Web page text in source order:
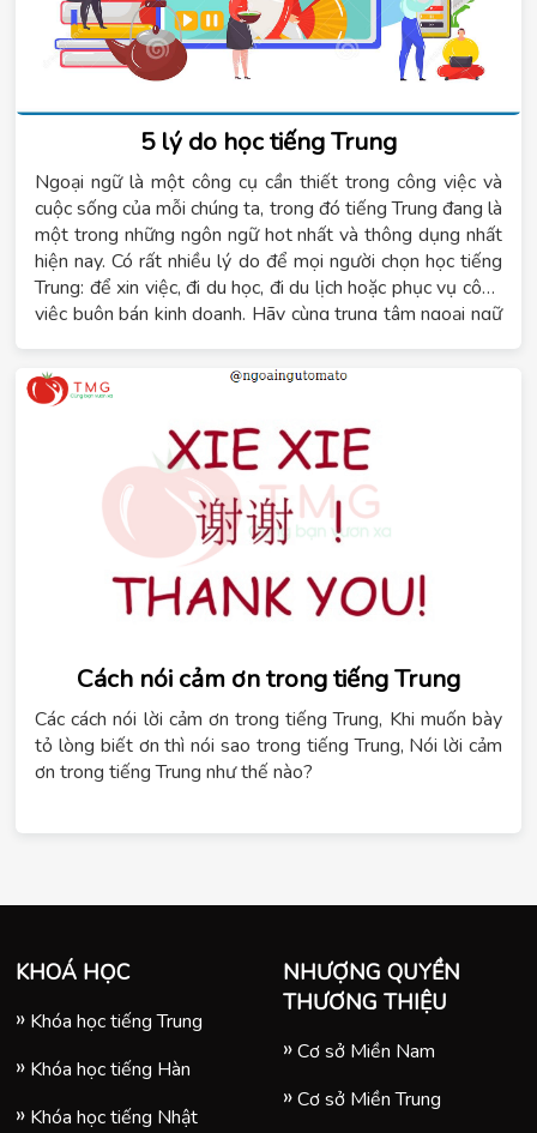
5 lý do học tiếng Trung
Ngoại ngữ là một công cụ cần thiết trong công việc và
cuộc sống của mỗi chúng ta, trong đó tiếng Trung đang là
một trong những ngôn ngữ hot nhất và thông dụng nhất
hiện nay. Có rất nhiều lý do để mọi người chọn học tiếng
Trung: để xin việc, đi du học, đi du lịch hoặc phục vụ công
việc buôn bán kinh doanh. Hãy cùng trung tâm ngoại ngữ
viết này.
Cách nói cảm ơn trong tiếng Trung
Các cách nói lời cảm ơn trong tiếng Trung, Khi muốn bày
tỏ lòng biết ơn thì nói sao trong tiếng Trung, Nói lời cảm
ơn trong tiếng Trung như thế nào?
KHOÁ HỌC
Khóa học tiếng Trung
Khóa học tiếng Hàn
Khóa học tiếng Nhật
NHƯỢNG QUYỀN
THƯƠNG THIỆU
Cơ sở Miền Nam
Cơ sở Miền Trung